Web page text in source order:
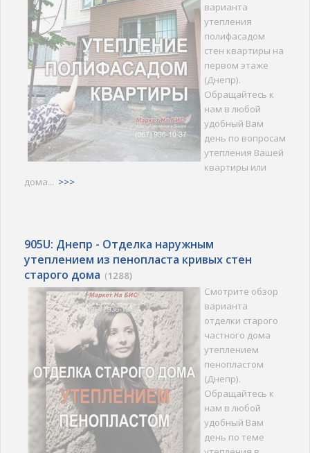
варианта
утепления
полифасадом
стен квартиры на
первом этаже
(Днепр).
Обращайтесь к
нам в любой
удобный Вам
день по вопросам
утепления Вашей
квартиры или
дома... >>>
905U: Днепр - Отделка наружным
утеплением из пенопласта кривых стен
старого дома (1288)
Смотрите обзор
варианта
отделки старого
частного дома
утеплением
пенопластом
(Днепр).
Обращайтесь к
нам в любой
удобный Вам
день по теме